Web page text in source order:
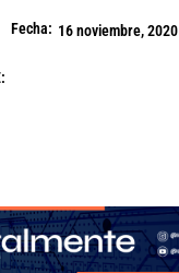
Fecha: 16 noviembre, 2020